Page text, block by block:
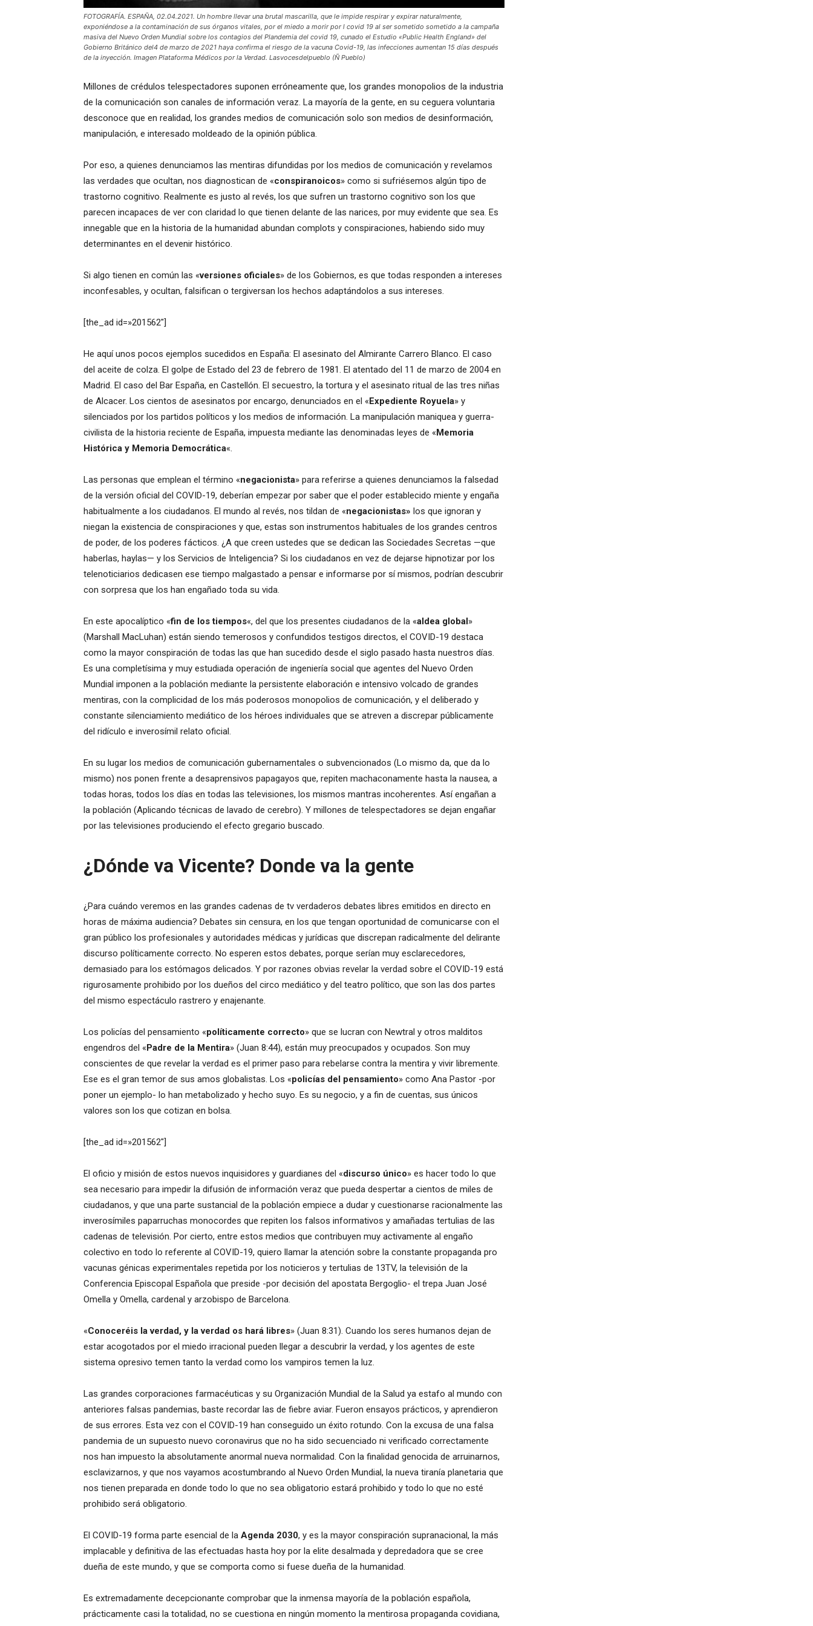
FOTOGRAFÍA. ESPAÑA, 02.04.2021. Un hombre llevar una brutal mascarilla, que le impide respirar y expirar naturalmente,
exponiéndose a la contaminación de sus órganos vitales, por el miedo a morir por l covid 19 al ser sometido sometido a la campaña
masiva del Nuevo Orden Mundial sobre los contagios del Plandemia del covid 19, cunado el Estudio «Public Health England» del
Gobierno Británico del4 de marzo de 2021 haya confirma el riesgo de la vacuna Covid-19, las infecciones aumentan 15 días después
de la inyección. Imagen Plataforma Médicos por la Verdad. Lasvocesdelpueblo (Ñ Pueblo)
Millones de crédulos telespectadores suponen erróneamente que, los grandes monopolios de la industria
de la comunicación son canales de información veraz. La mayoría de la gente, en su ceguera voluntaria
desconoce que en realidad, los grandes medios de comunicación solo son medios de desinformación,
manipulación, e interesado moldeado de la opinión pública.
Por eso, a quienes denunciamos las mentiras difundidas por los medios de comunicación y revelamos
las verdades que ocultan, nos diagnostican de «conspiranoicos» como si sufriésemos algún tipo de
trastorno cognitivo. Realmente es justo al revés, los que sufren un trastorno cognitivo son los que
parecen incapaces de ver con claridad lo que tienen delante de las narices, por muy evidente que sea. Es
innegable que en la historia de la humanidad abundan complots y conspiraciones, habiendo sido muy
determinantes en el devenir histórico.
Si algo tienen en común las «versiones oficiales» de los Gobiernos, es que todas responden a intereses
inconfesables, y ocultan, falsifican o tergiversan los hechos adaptándolos a sus intereses.
[the_ad id=»201562″]
He aquí unos pocos ejemplos sucedidos en España: El asesinato del Almirante Carrero Blanco. El caso
del aceite de colza. El golpe de Estado del 23 de febrero de 1981. El atentado del 11 de marzo de 2004 en
Madrid. El caso del Bar España, en Castellón. El secuestro, la tortura y el asesinato ritual de las tres niñas
de Alcacer. Los cientos de asesinatos por encargo, denunciados en el «Expediente Royuela» y
silenciados por los partidos políticos y los medios de información. La manipulación maniquea y guerra-
civilista de la historia reciente de España, impuesta mediante las denominadas leyes de «Memoria
Histórica y Memoria Democrática«.
Las personas que emplean el término «negacionista» para referirse a quienes denunciamos la falsedad
de la versión oficial del COVID-19, deberían empezar por saber que el poder establecido miente y engaña
habitualmente a los ciudadanos. El mundo al revés, nos tildan de «negacionistas» los que ignoran y
niegan la existencia de conspiraciones y que, estas son instrumentos habituales de los grandes centros
de poder, de los poderes fácticos. ¿A que creen ustedes que se dedican las Sociedades Secretas —que
haberlas, haylas— y los Servicios de Inteligencia? Si los ciudadanos en vez de dejarse hipnotizar por los
telenoticiarios dedicasen ese tiempo malgastado a pensar e informarse por sí mismos, podrían descubrir
con sorpresa que los han engañado toda su vida.
En este apocalíptico «fin de los tiempos«, del que los presentes ciudadanos de la «aldea global»
(Marshall MacLuhan) están siendo temerosos y confundidos testigos directos, el COVID-19 destaca
como la mayor conspiración de todas las que han sucedido desde el siglo pasado hasta nuestros días.
Es una completísima y muy estudiada operación de ingeniería social que agentes del Nuevo Orden
Mundial imponen a la población mediante la persistente elaboración e intensivo volcado de grandes
mentiras, con la complicidad de los más poderosos monopolios de comunicación, y el deliberado y
constante silenciamiento mediático de los héroes individuales que se atreven a discrepar públicamente
del ridículo e inverosímil relato oficial.
En su lugar los medios de comunicación gubernamentales o subvencionados (Lo mismo da, que da lo
mismo) nos ponen frente a desaprensivos papagayos que, repiten machaconamente hasta la nausea, a
todas horas, todos los días en todas las televisiones, los mismos mantras incoherentes. Así engañan a
la población (Aplicando técnicas de lavado de cerebro). Y millones de telespectadores se dejan engañar
por las televisiones produciendo el efecto gregario buscado.
¿Dónde va Vicente? Donde va la gente
¿Para cuándo veremos en las grandes cadenas de tv verdaderos debates libres emitidos en directo en
horas de máxima audiencia? Debates sin censura, en los que tengan oportunidad de comunicarse con el
gran público los profesionales y autoridades médicas y jurídicas que discrepan radicalmente del delirante
discurso políticamente correcto. No esperen estos debates, porque serían muy esclarecedores,
demasiado para los estómagos delicados. Y por razones obvias revelar la verdad sobre el COVID-19 está
rigurosamente prohibido por los dueños del circo mediático y del teatro político, que son las dos partes
del mismo espectáculo rastrero y enajenante.
Los policías del pensamiento «políticamente correcto» que se lucran con Newtral y otros malditos
engendros del «Padre de la Mentira» (Juan 8:44), están muy preocupados y ocupados. Son muy
conscientes de que revelar la verdad es el primer paso para rebelarse contra la mentira y vivir libremente.
Ese es el gran temor de sus amos globalistas. Los «policías del pensamiento» como Ana Pastor -por
poner un ejemplo- lo han metabolizado y hecho suyo. Es su negocio, y a fin de cuentas, sus únicos
valores son los que cotizan en bolsa.
[the_ad id=»201562″]
El oficio y misión de estos nuevos inquisidores y guardianes del «discurso único» es hacer todo lo que
sea necesario para impedir la difusión de información veraz que pueda despertar a cientos de miles de
ciudadanos, y que una parte sustancial de la población empiece a dudar y cuestionarse racionalmente las
inverosímiles paparruchas monocordes que repiten los falsos informativos y amañadas tertulias de las
cadenas de televisión. Por cierto, entre estos medios que contribuyen muy activamente al engaño
colectivo en todo lo referente al COVID-19, quiero llamar la atención sobre la constante propaganda pro
vacunas génicas experimentales repetida por los noticieros y tertulias de 13TV, la televisión de la
Conferencia Episcopal Española que preside -por decisión del apostata Bergoglio- el trepa Juan José
Omella y Omella, cardenal y arzobispo de Barcelona.
«Conoceréis la verdad, y la verdad os hará libres» (Juan 8:31). Cuando los seres humanos dejan de
estar acogotados por el miedo irracional pueden llegar a descubrir la verdad, y los agentes de este
sistema opresivo temen tanto la verdad como los vampiros temen la luz.
Las grandes corporaciones farmacéuticas y su Organización Mundial de la Salud ya estafo al mundo con
anteriores falsas pandemias, baste recordar las de fiebre aviar. Fueron ensayos prácticos, y aprendieron
de sus errores. Esta vez con el COVID-19 han conseguido un éxito rotundo. Con la excusa de una falsa
pandemia de un supuesto nuevo coronavirus que no ha sido secuenciado ni verificado correctamente
nos han impuesto la absolutamente anormal nueva normalidad. Con la finalidad genocida de arruinarnos,
esclavizarnos, y que nos vayamos acostumbrando al Nuevo Orden Mundial, la nueva tiranía planetaria que
nos tienen preparada en donde todo lo que no sea obligatorio estará prohibido y todo lo que no esté
prohibido será obligatorio.
El COVID-19 forma parte esencial de la Agenda 2030, y es la mayor conspiración supranacional, la más
implacable y definitiva de las efectuadas hasta hoy por la elite desalmada y depredadora que se cree
dueña de este mundo, y que se comporta como si fuese dueña de la humanidad.
Es extremadamente decepcionante comprobar que la inmensa mayoría de la población española,
prácticamente casi la totalidad, no se cuestiona en ningún momento la mentirosa propaganda covidiana,